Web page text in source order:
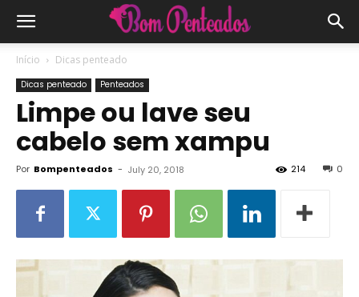
Início Dicas penteado
Dicas penteado Penteados
Limpe ou lave seu
cabelo sem xampu
Por Bompenteados - July 20, 2018 0
214